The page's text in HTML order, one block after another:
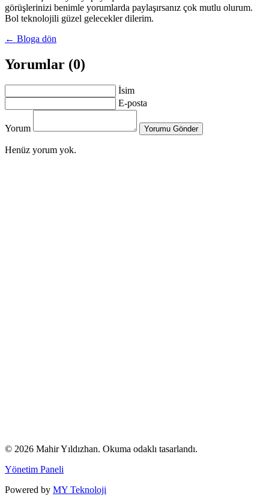
görüşlerinizi benimle yorumlarda paylaşırsanız çok mutlu olurum.
Bol teknolojili güzel gelecekler dilerim.
← Bloga dön
Yorumlar (0)
İsim
E-posta
Yorum Yorumu Gönder
Henüz yorum yok.
© 2026 Mahir Yıldızhan. Okuma odaklı tasarlandı.
Yönetim Paneli
Powered by MY Teknoloji